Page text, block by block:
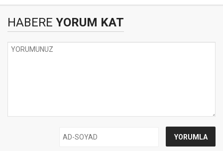
HABERE YORUM KAT